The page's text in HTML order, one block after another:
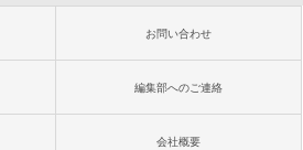
お問い合わせ
編集部へのご連絡
会社概要